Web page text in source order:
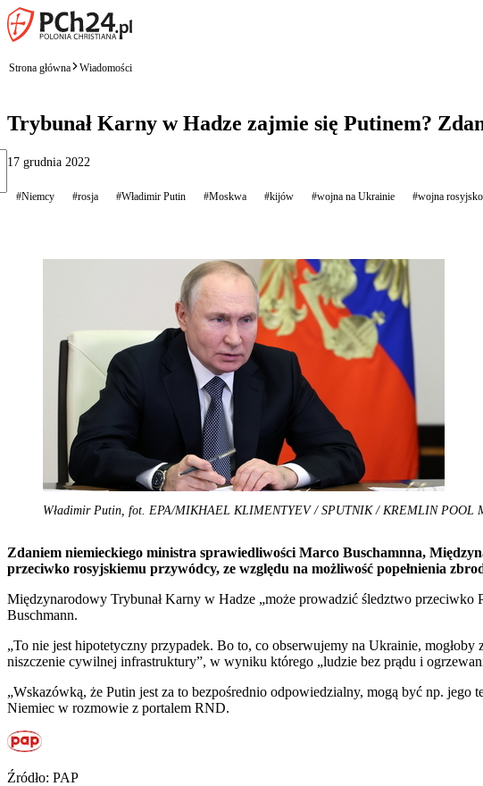
Strona główna Wiadomości
Trybunał Karny w Hadze zajmie się Putinem?
17 grudnia 2022
#Niemcy #rosja #Władimir Putin #Moskwa #kijów #wojna na Ukrainie #wojna
Władimir Putin, fot. EPA/MIKHAEL KLIMENTYEV / SPUTNIK / KREMLIN POOL
Zdaniem niemieckiego ministra sprawiedliwości Marco Buschamnna,
przeciwko rosyjskiemu przywódcy, ze względu na możliwość popełnienia
Międzynarodowy Trybunał Karny w Hadze „może prowadzić śledztwo
Buschmann.
„To nie jest hipotetyczny przypadek. Bo to, co obserwujemy na Ukrainie,
niszczenie cywilnej infrastruktury”, w wyniku którego „ludzie bez prądu i
„Wskazówką, że Putin jest za to bezpośrednio odpowiedzialny, mogą być np.
Niemiec w rozmowie z portalem RND.
Źródło: PAP